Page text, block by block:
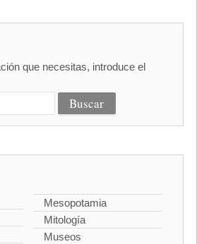
que necesitas, introduce el
Mesopotamia
Mitología
Museos